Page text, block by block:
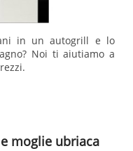
in un autogrill e lo
Noi ti aiutiamo a
moglie ubriaca